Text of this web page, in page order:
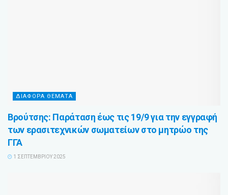
ΔΙΆΦΟΡΑ ΘΈΜΑΤΑ
Βρούτσης: Παράταση έως τις 19/9 για την εγγραφή
των ερασιτεχνικών σωματείων στο μητρώο της
ΓΓΑ
1 ΣΕΠΤΕΜΒΡΊΟΥ 2025